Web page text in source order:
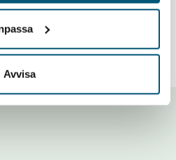
Avvisa